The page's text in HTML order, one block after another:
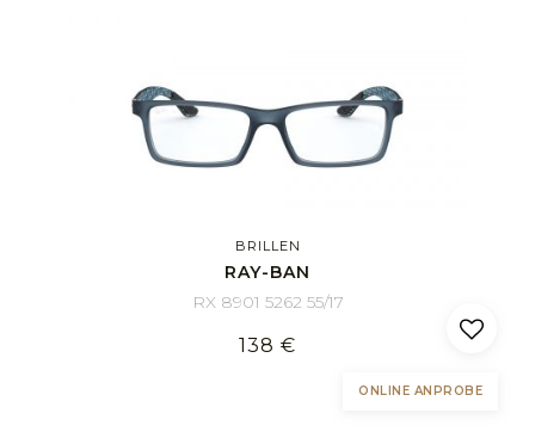
BRILLEN
RAY-BAN
RX 8901 5262 55/17
138 €
ONLINE ANPROBE